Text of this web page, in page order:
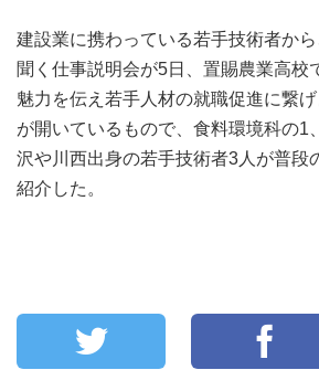
お申し込み
〒041-0801
北海道函館市桔梗町379-31
0138-34-2525
営業時間 9:00～18:00
〒
新
建設業に携わっている若手技術者か
聞く仕事説明会が5日、置賜農業高校
魅力を伝え若手人材の就職促進に繋
が開いているもので、食料環境科の1
沢や川西出身の若手技術者3人が普段
紹介した。